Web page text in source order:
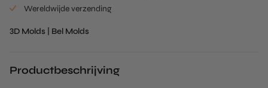
Wereldwijde verzending
3D Molds Bel Molds
Productbeschrijving